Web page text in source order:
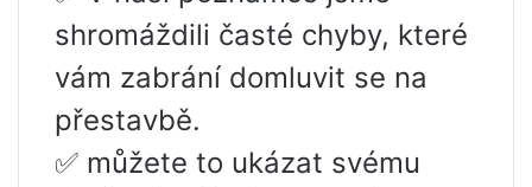
shromáždili časté chyby, které
vám zabrání domluvit se na
přestavbě.
✅ můžete to ukázat svému